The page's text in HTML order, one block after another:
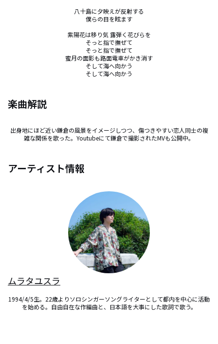
八十島に夕映えが反射する
僕らの目を眩ます
紫陽花は移り気 露弾く花びらを
そっと指で撫ぜて
そっと指で撫ぜて
蜜月の面影も路面電車がかき消す
そして海へ向かう
そして海へ向かう
楽曲解説
出身地にほど近い鎌倉の風景をイメージしつつ、傷つきやすい恋人同士の複
雑な関係を歌った。Youtubeにて鎌倉で撮影されたMVも公開中。
アーティスト情報
ムラタユスラ
1994/4/5生。22歳よりソロシンガーソングライターとして都内を中心に活動
を始める。自由自在な作編曲と、日本語を大事にした歌詞で歌う。